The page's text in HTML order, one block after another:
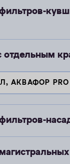
отдельным
АКВАФОР PRO